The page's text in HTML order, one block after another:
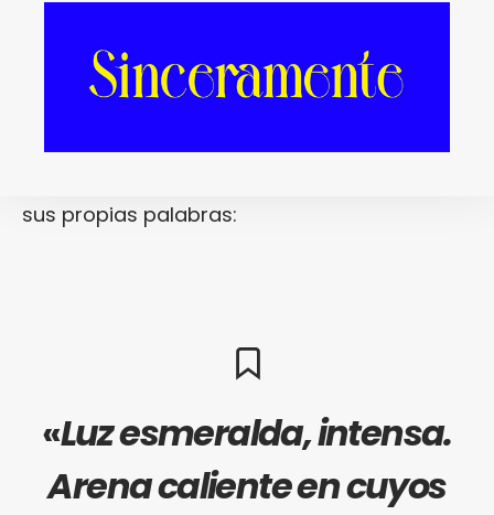
Chapel Club,Dungeonesse,Jagwar Mao
Empire of the Sun
amparado en el lema encarnado en el
sus propias palabras:
«Luz esmeralda, intensa.
Arena caliente en cuyos